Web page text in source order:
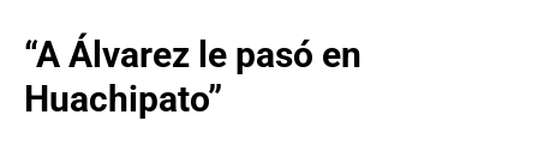
“A Álvarez le pasó en
Huachipato”